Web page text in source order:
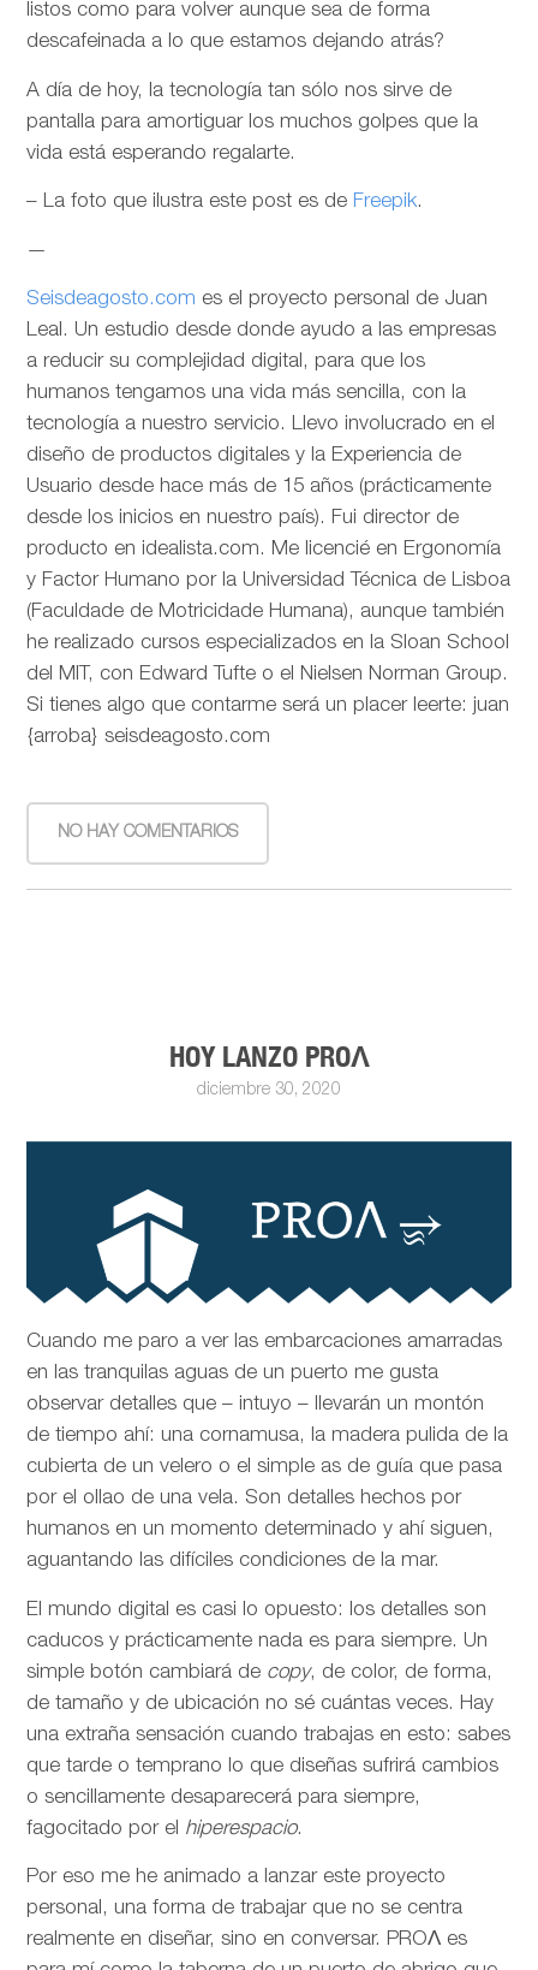
listos como para volver aunque sea de forma
descafeinada a lo que estamos dejando atrás?
A día de hoy, la tecnología tan sólo nos sirve de
pantalla para amortiguar los muchos golpes que la
vida está esperando regalarte.
– La foto que ilustra este post es de Freepik.
—
Seisdeagosto.com es el proyecto personal de Juan
Leal. Un estudio desde donde ayudo a las empresas
a reducir su complejidad digital, para que los
humanos tengamos una vida más sencilla, con la
tecnología a nuestro servicio. Llevo involucrado en el
diseño de productos digitales y la Experiencia de
Usuario desde hace más de 15 años (prácticamente
desde los inicios en nuestro país). Fui director de
producto en idealista.com. Me licencié en Ergonomía
y Factor Humano por la Universidad Técnica de Lisboa
(Faculdade de Motricidade Humana), aunque también
he realizado cursos especializados en la Sloan School
del MIT, con Edward Tufte o el Nielsen Norman Group.
Si tienes algo que contarme será un placer leerte: juan
{arroba} seisdeagosto.com
NO HAY COMENTARIOS
HOY LANZO PROΛ
diciembre 30, 2020
Cuando me paro a ver las embarcaciones amarradas
en las tranquilas aguas de un puerto me gusta
observar detalles que – intuyo – llevarán un montón
de tiempo ahí: una cornamusa, la madera pulida de la
cubierta de un velero o el simple as de guía que pasa
por el ollao de una vela. Son detalles hechos por
humanos en un momento determinado y ahí siguen,
aguantando las difíciles condiciones de la mar.
El mundo digital es casi lo opuesto: los detalles son
caducos y prácticamente nada es para siempre. Un
simple botón cambiará de copy, de color, de forma,
de tamaño y de ubicación no sé cuántas veces. Hay
una extraña sensación cuando trabajas en esto: sabes
que tarde o temprano lo que diseñas sufrirá cambios
o sencillamente desaparecerá para siempre,
fagocitado por el hiperespacio.
Por eso me he animado a lanzar este proyecto
personal, una forma de trabajar que no se centra
realmente en diseñar, sino en conversar. PROΛ es